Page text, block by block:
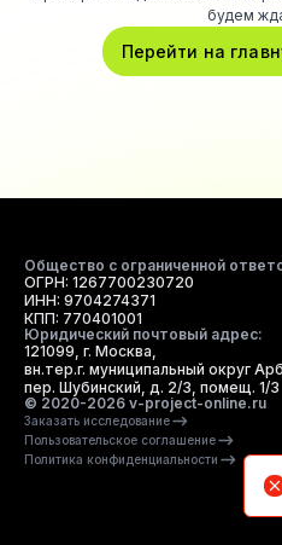
будем
Перейти на
Общество с ограниченной
ОГРН: 1267700230720
ИНН: 9704274371
КПП: 770401001
Юридический почтовый адрес:
121099, г. Москва,
вн.тер.г. муниципальный округ
пер. Шубинский, д. 2/3, помещ. 1/3
© 2020-2026 v-project-online.ru
Заказать исследование
Пользовательское соглашение
Политика конфиденциальности